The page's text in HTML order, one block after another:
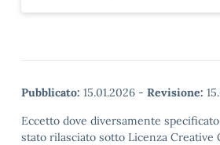
Pubblicato: 15.01.2026 - Revisione:
Eccetto dove diversamente
stato rilasciato sotto Licenza Creative